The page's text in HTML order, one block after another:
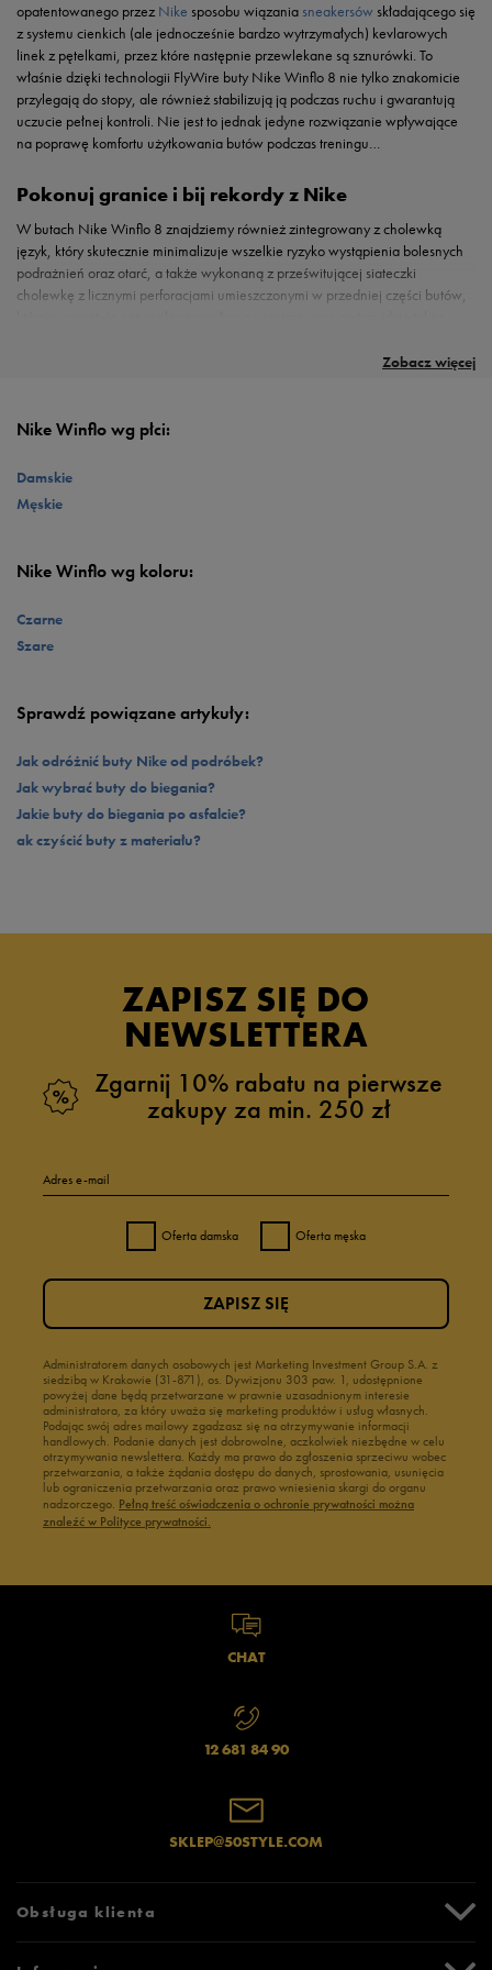
Zobacz więcej
opatentowanego przez Nike sposobu wiązania sneakersów składającego się
z systemu cienkich (ale jednocześnie bardzo wytrzymałych) kevlarowych
linek z pętelkami, przez które następnie przewlekane są sznurówki. To
właśnie dzięki technologii FlyWire buty Nike Winflo 8 nie tylko znakomicie
przylegają do stopy, ale również stabilizują ją podczas ruchu i gwarantują
uczucie pełnej kontroli. Nie jest to jednak jedyne rozwiązanie wpływające
na poprawę komfortu użytkowania butów podczas treningu…
Pokonuj granice i bij rekordy z Nike
W butach Nike Winflo 8 znajdziemy również zintegrowany z cholewką
język, który skutecznie minimalizuje wszelkie ryzyko wystąpienia bolesnych
podrażnień oraz otarć, a także wykonaną z prześwitującej siateczki
cholewkę z licznymi perforacjami umieszczonymi w przedniej części butów,
materiałem tekstylnym, a o bezbłędną amortyzację podczas biegu dba
zapewniająca sprężystość kroków, miękkość oraz dynamikę. Projekt
przyczepny i odporny na ścieranie bieżnik wykonany z gumy, a
dopasowanie pianka znajdująca się wokół kostki oraz pięty, która łączy się
Ciebie prawdziwą przyjemnością – jeśli więc powyższy opis brzmi, jak Twoje
rozmiar. Zapewniamy, że Wasza znajomość będzie jak najbardziej udana,
butach.
Nike Winflo wg płci:
Damskie
Męskie
Nike Winflo wg koloru:
Czarne
Szare
Sprawdź powiązane artykuły:
Jak odróżnić buty Nike od podróbek?
Jak wybrać buty do biegania?
Jakie buty do biegania po asfalcie?
ak czyścić buty z materiału?
ZAPISZ SIĘ DO
NEWSLETTERA
Zgarnij 10% rabatu na pierwsze
zakupy za min. 250 zł
Adres e-mail
Oferta damska Oferta męska
Administratorem danych osobowych jest Marketing Investment Group S.A. z
siedzibą w Krakowie (31-871), os. Dywizjonu 303 paw. 1, udostępnione
powyżej dane będą przetwarzane w prawnie uzasadnionym interesie
administratora, za który uważa się marketing produktów i usług własnych.
Podając swój adres mailowy zgadzasz się na otrzymywanie informacji
handlowych. Podanie danych jest dobrowolne, aczkolwiek niezbędne w celu
otrzymywania newslettera. Każdy ma prawo do zgłoszenia sprzeciwu wobec
przetwarzania, a także żądania dostępu do danych, sprostowania, usunięcia
lub ograniczenia przetwarzania oraz prawo wniesienia skargi do organu
nadzorczego. Pełną treść oświadczenia o ochronie prywatności można
znaleźć w Polityce prywatności.
ZAPISZ SIĘ
CHAT
12 681 84 90
SKLEP@50STYLE.COM
Obsługa klienta